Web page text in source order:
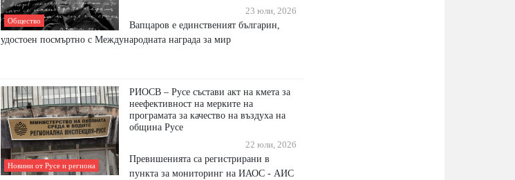
Общество
23 юли, 2026
Вапцаров е единственият българин,
удостоен посмъртно с Международната награда за мир
Новини от Русе и региона
РИОСВ – Русе състави акт на кмета за
неефективност на мерките на
програмата за качество на въздуха на
община Русе
22 юли, 2026
Превишенията са регистрирани в
пункта за мониторинг на ИАОС - АИС